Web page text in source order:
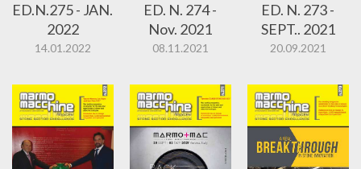
ED.N.275 - JAN.
2022
14.01.2022
ED. N. 274 -
Nov. 2021
08.11.2021
ED. N. 273 -
SEPT.. 2021
20.09.2021